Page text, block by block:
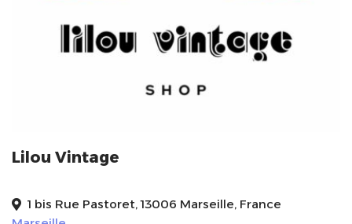
Lilou Vintage
1 bis Rue Pastoret, 13006 Marseille, France